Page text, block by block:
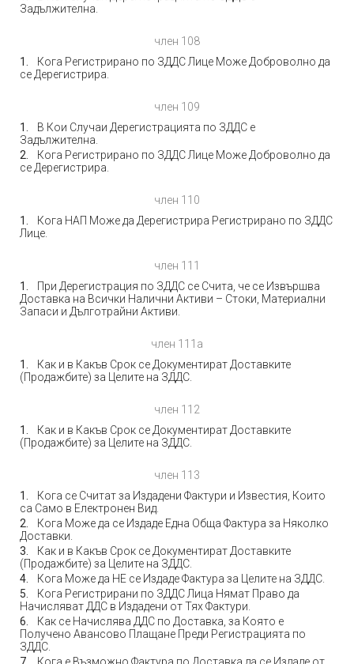
Задължителна.
член 108
Кога Регистрирано по ЗДДС Лице Може Доброволно да
се Дерегистрира.
член 109
В Кои Случаи Дерегистрацията по ЗДДС е
Задължителна.
Кога Регистрирано по ЗДДС Лице Може Доброволно да
се Дерегистрира.
член 110
Кога НАП Може да Дерегистрира Регистрирано по ЗДДС
Лице.
член 111
При Дерегистрация по ЗДДС се Счита, че се Извършва
Доставка на Всички Налични Активи – Стоки, Материални
Запаси и Дълготрайни Активи.
член 111а
Как и в Какъв Срок се Документират Доставките
(Продажбите) за Целите на ЗДДС.
член 112
Как и в Какъв Срок се Документират Доставките
(Продажбите) за Целите на ЗДДС.
член 113
Кога се Считат за Издадени Фактури и Известия, Които
са Само в Електронен Вид.
Кога Може да се Издаде Една Обща Фактура за Няколко
Доставки.
Как и в Какъв Срок се Документират Доставките
(Продажбите) за Целите на ЗДДС.
Кога Може да НЕ се Издаде Фактура за Целите на ЗДДС.
Кога Регистрирани по ЗДДС Лица Нямат Право да
Начисляват ДДС в Издадени от Тях Фактури.
Как се Начислява ДДС по Доставка, за Която е
Получено Авансово Плащане Преди Регистрацията по
ЗДДС.